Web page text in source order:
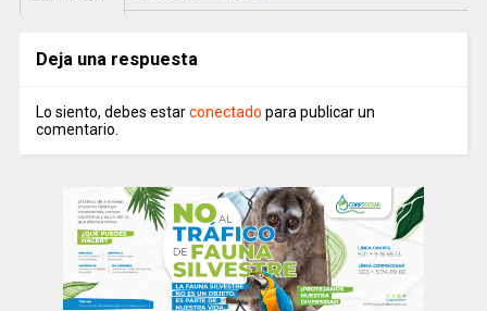
Deja una respuesta
Lo siento, debes estarconectado para publicar un
comentario.